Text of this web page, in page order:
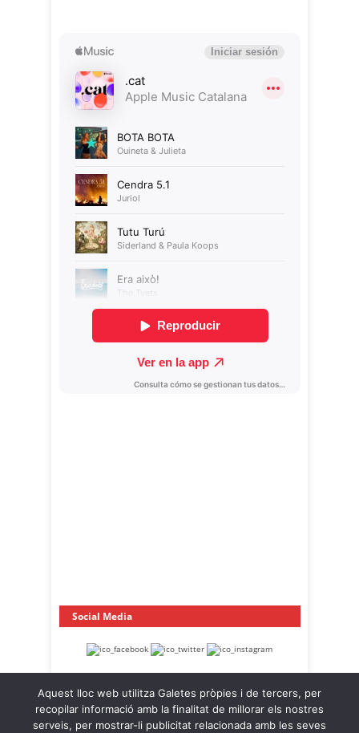
Social Media
Aquest lloc web utilitza Galetes pròpies i de tercers, per
recopilar informació amb la finalitat de millorar els nostres
serveis, per mostrar-li publicitat relacionada amb les seves